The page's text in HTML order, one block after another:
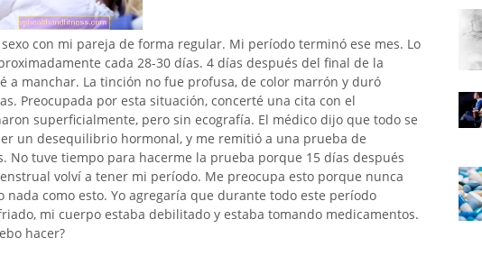
con mi pareja de forma regular. Mi período terminó ese mes. Lo
cada 28-30 días. 4 días después del final de la
a manchar. La tinción no fue profusa, de color marrón y duró
Preocupada por esta situación, concerté una cita con el
superficialmente, pero sin ecografía. El médico dijo que todo se
un desequilibrio hormonal, y me remitió a una prueba de
No tuve tiempo para hacerme la prueba porque 15 días después
volví a tener mi período. Me preocupa esto porque nunca
nada como esto. Yo agregaría que durante todo este período
mi cuerpo estaba debilitado y estaba tomando medicamentos.
hacer?